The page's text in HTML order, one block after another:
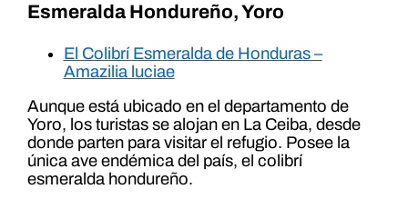
Esmeralda Hondureño, Yoro
El Colibrí Esmeralda de Honduras –
Amazilia luciae
Aunque está ubicado en el departamento de
Yoro, los turistas se alojan en La Ceiba, desde
donde parten para visitar el refugio. Posee la
única ave endémica del país, el colibrí
esmeralda hondureño.